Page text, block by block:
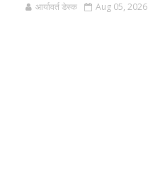
आर्यावर्त डेस्क Aug 05, 2026